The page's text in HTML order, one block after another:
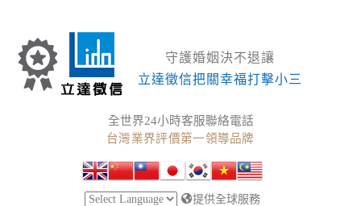
守護婚姻決不退讓
立達徵信把關幸福打擊小三
全世界24小時客服聯絡電話
台灣業界評價第一領導品牌
提供全球服務